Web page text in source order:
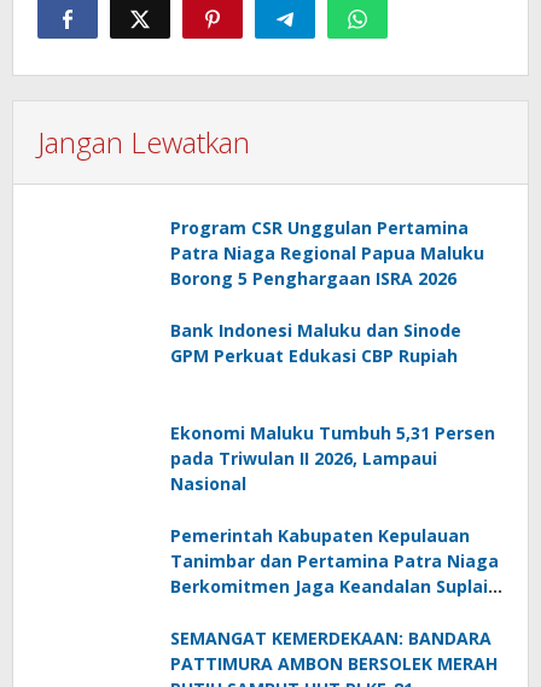
Jangan Lewatkan
Program CSR Unggulan Pertamina
Patra Niaga Regional Papua Maluku
Borong 5 Penghargaan ISRA 2026
Bank Indonesi Maluku dan Sinode
GPM Perkuat Edukasi CBP Rupiah
Ekonomi Maluku Tumbuh 5,31 Persen
pada Triwulan II 2026, Lampaui
Nasional
Pemerintah Kabupaten Kepulauan
Tanimbar dan Pertamina Patra Niaga
Berkomitmen Jaga Keandalan Suplai
SEMANGAT KEMERDEKAAN: BANDARA
PATTIMURA AMBON BERSOLEK MERAH